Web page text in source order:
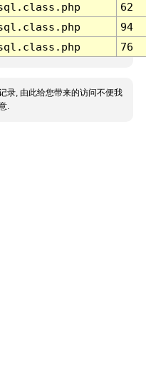
62
94
76
录, 由此给您带来的访问不便我
.